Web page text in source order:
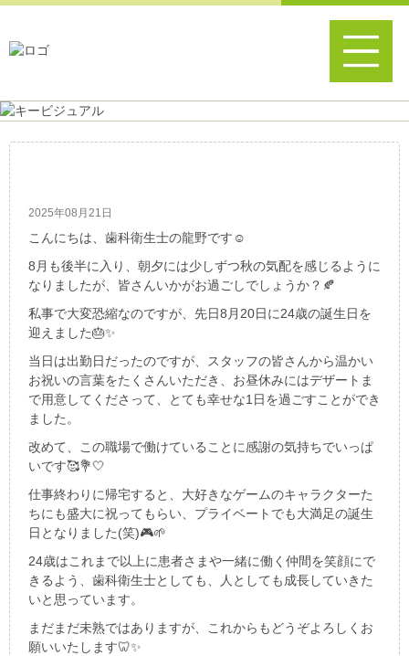
2025年08月21日
こんにちは、歯科衛生士の龍野です☺️
8月も後半に入り、朝夕には少しずつ秋の気配を感じるように
なりましたが、皆さんいかがお過ごしでしょうか？🍂
私事で大変恐縮なのですが、先日8月20日に24歳の誕生日を
迎えました🎂✨
当日は出勤日だったのですが、スタッフの皆さんから温かい
お祝いの言葉をたくさんいただき、お昼休みにはデザートま
で用意してくださって、とても幸せな1日を過ごすことができ
ました。
改めて、この職場で働けていることに感謝の気持ちでいっぱ
いです🥰💐🤍
仕事終わりに帰宅すると、大好きなゲームのキャラクターた
ちにも盛大に祝ってもらい、プライベートでも大満足の誕生
日となりました(笑)🎮🌱
24歳はこれまで以上に患者さまや一緒に働く仲間を笑顔にで
きるよう、歯科衛生士としても、人としても成長していきた
いと思っています。
まだまだ未熟ではありますが、これからもどうぞよろしくお
願いいたします🦷✨